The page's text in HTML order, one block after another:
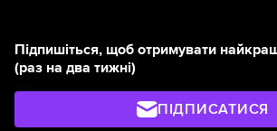
Підпишіться, щоб отримувати
(раз на два тижні)
ПІДПИСАТИСЯ